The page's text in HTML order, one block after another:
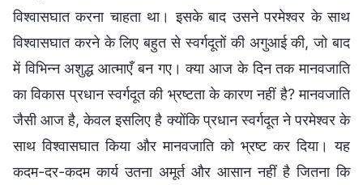
विश्वासघात करना चाहता था। इसके बाद उसने परमेश्वर के साथ
विश्वासघात करने के लिए बहुत से स्वर्गदूतों की अगुआई की, जो बाद
में विभिन्न अशुद्ध आत्माएँ बन गए। क्या आज के दिन तक मानवजाति
का विकास प्रधान स्वर्गदूत की भ्रष्टता के कारण नहीं है? मानवजाति
जैसी आज है, केवल इसलिए है क्योंकि प्रधान स्वर्गदूत ने परमेश्वर के
साथ विश्वासघात किया और मानवजाति को भ्रष्ट कर दिया। यह
कदम-दर-कदम कार्य उतना अमूर्त और आसान नहीं है जितना कि